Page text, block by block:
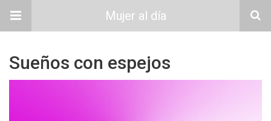
Mujer al día
Sueños con espejos